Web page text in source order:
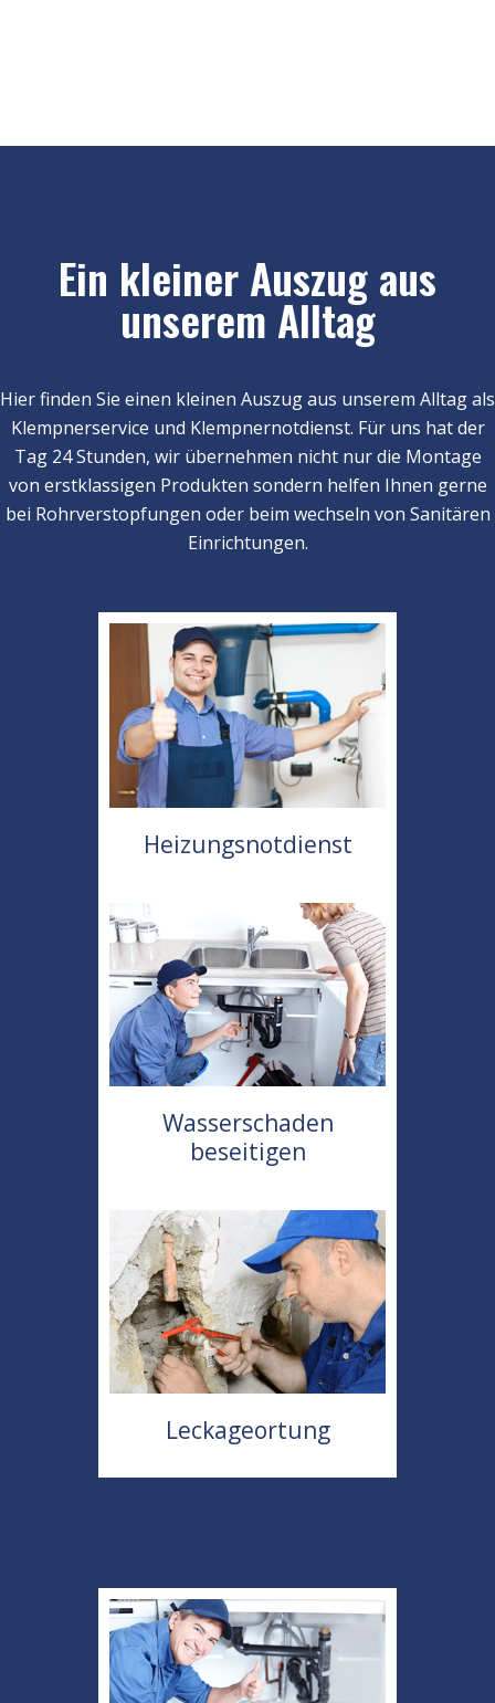
Ein kleiner Auszug aus
unserem Alltag
Hier finden Sie einen kleinen Auszug aus unserem Alltag als
Klempnerservice und Klempnernotdienst. Für uns hat der
Tag 24 Stunden, wir übernehmen nicht nur die Montage
von erstklassigen Produkten sondern helfen Ihnen gerne
bei Rohrverstopfungen oder beim wechseln von Sanitären
Einrichtungen.
Heizungsnotdienst
Wasserschaden
beseitigen
Leckageortung